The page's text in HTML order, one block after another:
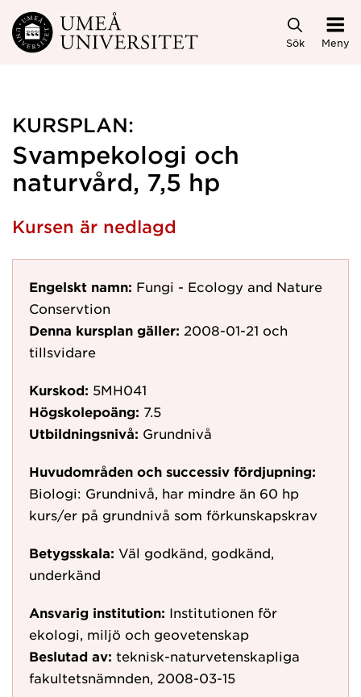
Hoppa direkt till innehållet
Sök Meny
KURSPLAN:
Svampekologi och
naturvård, 7,5 hp
Kursen är nedlagd
Engelskt namn: Fungi - Ecology and Nature
Conservtion
Denna kursplan gäller: 2008-01-21 och
tillsvidare
Kurskod: 5MH041
Högskolepoäng: 7.5
Utbildningsnivå: Grundnivå
Huvudområden och successiv fördjupning:
Biologi: Grundnivå, har mindre än 60 hp
kurs/er på grundnivå som förkunskapskrav
Betygsskala: Väl godkänd, godkänd,
underkänd
Ansvarig institution: Institutionen för
ekologi, miljö och geovetenskap
Beslutad av: teknisk-naturvetenskapliga
fakultetsnämnden, 2008-03-15